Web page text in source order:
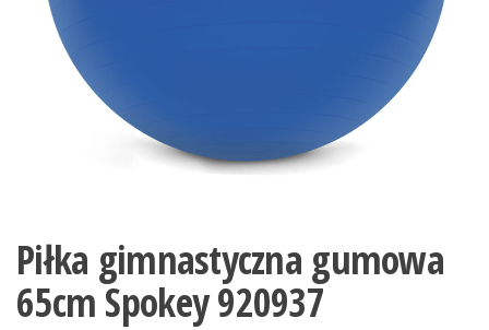
Piłka gimnastyczna gumowa
65cm Spokey 920937